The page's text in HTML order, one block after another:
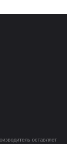
оставляет